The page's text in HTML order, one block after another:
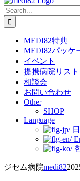
Search
for:
MEDI82特典
MEDI82パッケ
イベント
提携病院リスト
相談会
お問い合わせ
Other
SHOP
Language
ジセム病院medi82